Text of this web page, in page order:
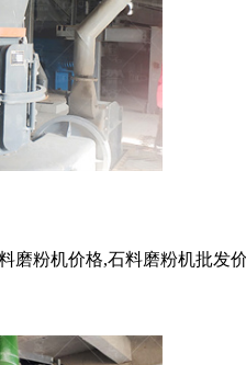
磨粉机价格,石料磨粉机批